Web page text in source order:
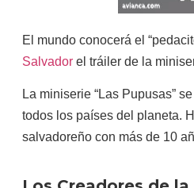
El mundo conocerá el
Salvador el tráiler de la
La miniserie “Las Pupusas”
todos los países del planeta.
salvadoreño con más de 10